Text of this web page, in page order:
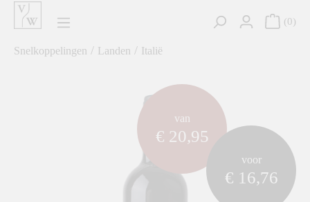
0
Snelkoppelingen / Landen / Italië
van
€ 20,95
voor
€ 16,76
component.cms.imageGallery.skipImageGallery